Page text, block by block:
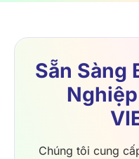
Sẵn Sàng
Chúng tôi cung